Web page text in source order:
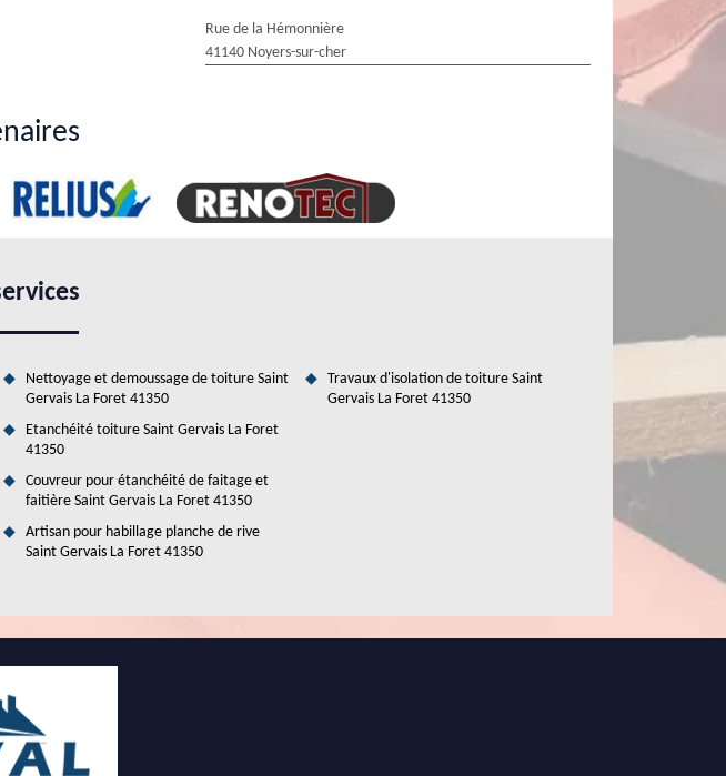
plus, il peut faire les
La Foret
qui est un couvreur
& Couverture à
Rue de la Hémonnière
41140 Noyers-sur-cher
Nettoyage et demoussage de toiture Saint
Gervais La Foret 41350
Etanchéité toiture Saint Gervais La Foret
41350
Couvreur pour étanchéité de faitage et
faitière Saint Gervais La Foret 41350
Artisan pour habillage planche de rive
Saint Gervais La Foret 41350
Travaux d'isolation de toiture Saint
Gervais La Foret 41350